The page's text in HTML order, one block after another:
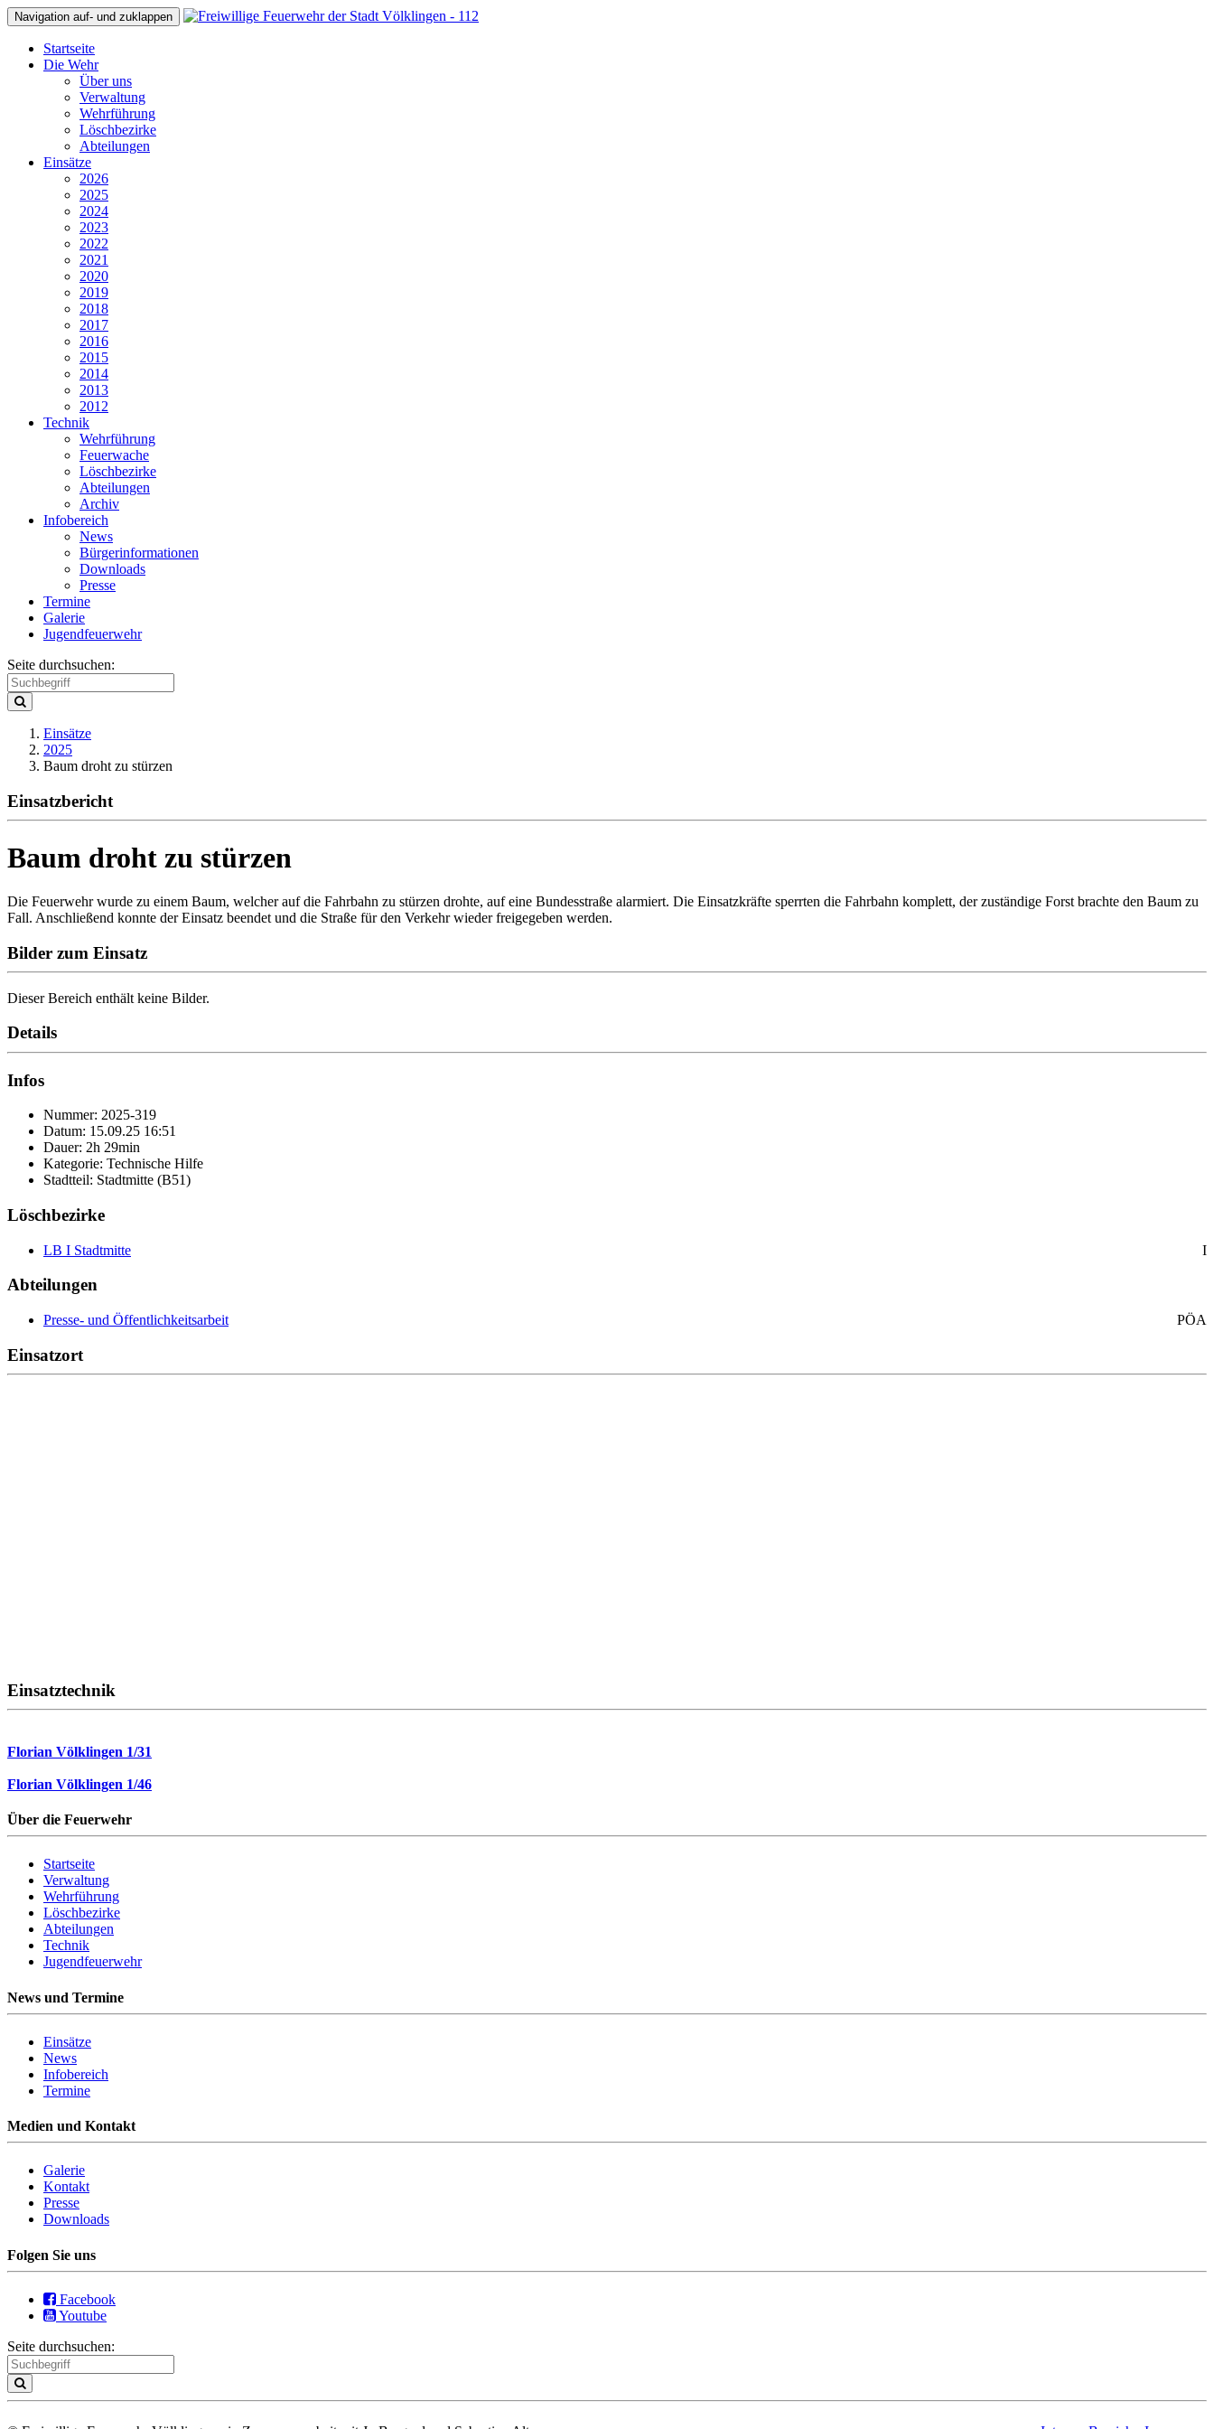
Navigation auf- und zuklappen
Startseite
Die Wehr
Über uns
Verwaltung
Wehrführung
Löschbezirke
Abteilungen
Einsätze
2026
2025
2024
2023
2022
2021
2020
2019
2018
2017
2016
2015
2014
2013
2012
Technik
Wehrführung
Feuerwache
Löschbezirke
Abteilungen
Archiv
Infobereich
News
Bürgerinformationen
Downloads
Presse
Termine
Galerie
Jugendfeuerwehr
Seite durchsuchen:
Einsätze
2025
Baum droht zu stürzen
Einsatzbericht
Baum droht zu stürzen
Die Feuerwehr wurde zu einem Baum, welcher auf die Fahrbahn zu stürzen drohte, auf eine Bundesstraße alarmiert. Die Einsatzkräfte sperrten die Fahrbahn komplett, der zuständige Forst brachte den Baum zu
Fall. Anschließend konnte der Einsatz beendet und die Straße für den Verkehr wieder freigegeben werden.
Bilder zum Einsatz
Dieser Bereich enthält keine Bilder.
Details
Infos
Nummer: 2025-319
Datum: 15.09.25 16:51
Dauer: 2h 29min
Kategorie: Technische Hilfe
Stadtteil: Stadtmitte (B51)
Löschbezirke
LB I Stadtmitte I
Abteilungen
Presse- und Öffentlichkeitsarbeit PÖA
Einsatzort
Einsatztechnik
Florian Völklingen 1/31
Florian Völklingen 1/46
Über die Feuerwehr
Startseite
Verwaltung
Wehrführung
Löschbezirke
Abteilungen
Technik
Jugendfeuerwehr
News und Termine
Einsätze
News
Infobereich
Termine
Medien und Kontakt
Galerie
Kontakt
Presse
Downloads
Folgen Sie uns
Facebook
Youtube
Seite durchsuchen: